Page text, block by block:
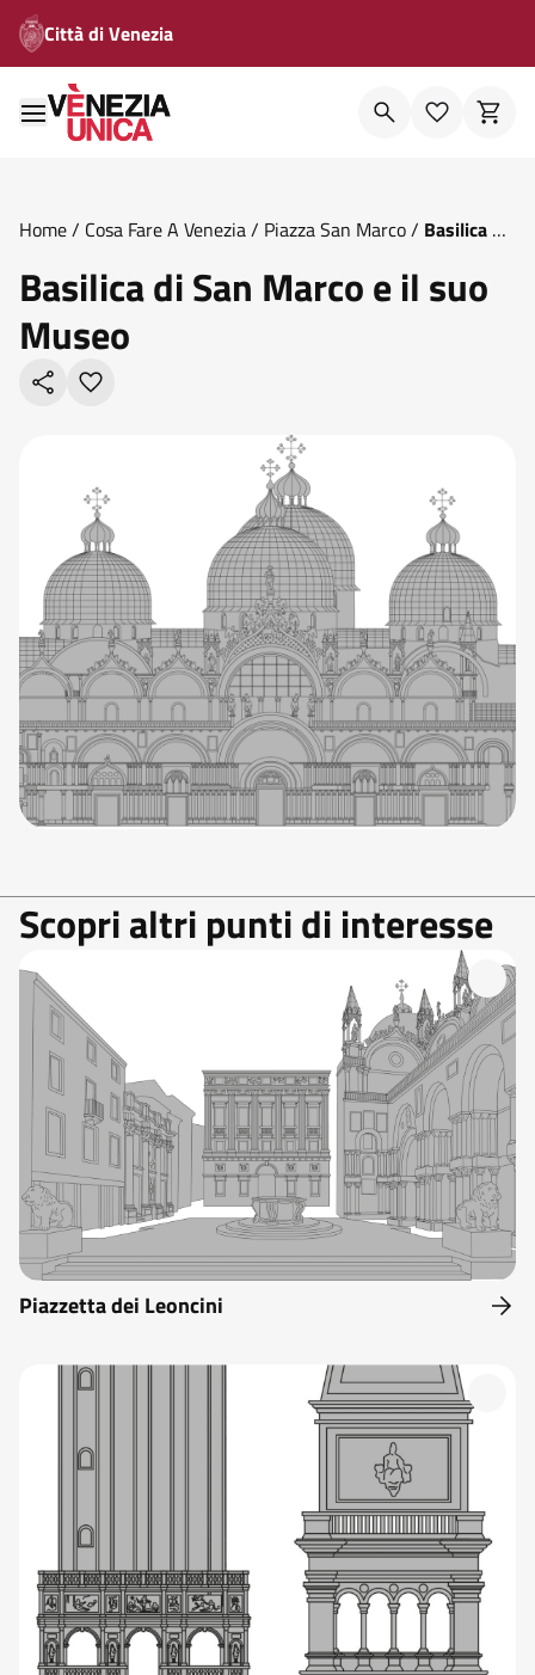
Città di Venezia
Home/ Cosa Fare A Venezia/ Piazza San Marco/ Basilica Di
Basilica di San Marco e il suo
Museo
Scopri altri punti di interesse
Piazzetta dei Leoncini